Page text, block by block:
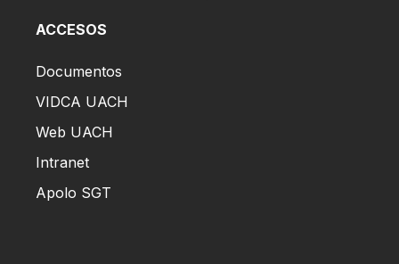
ACCESOS
Documentos
VIDCA UACH
Web UACH
Intranet
Apolo SGT